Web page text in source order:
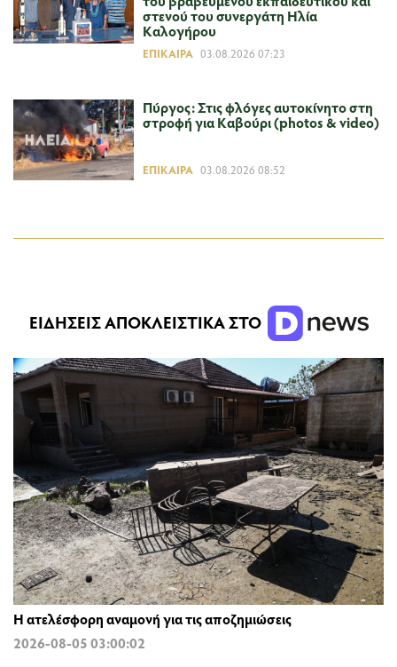
στενού του συνεργάτη Ηλία
Καλογήρου
ΕΠΊΚΑΙΡΑ 03.08.2026 07:23
Πύργος: Στις φλόγες αυτοκίνητο στη
στροφή για Καβούρι (photos & video)
ΕΠΊΚΑΙΡΑ 03.08.2026 08:52
ΕΙΔΗΣΕΙΣ ΑΠΟΚΛΕΙΣΤΙΚΑ ΣΤΟ
Η ατελέσφορη αναμονή για τις αποζημιώσεις
2026-08-05 03:00:02